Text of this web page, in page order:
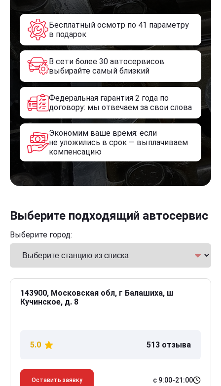
Бесплатный осмотр по 41 параметру
в подарок
В сети более 30 автосервисов:
выбирайте самый близкий
Федеральная гарантия 2 года по
договору: мы отвечаем за свои слова
Экономим ваше время: если
не уложились в срок — выплачиваем
компенсацию
Выберите подходящий автосервис
Выберите город:
143900, Московская обл, г Балашиха, ш
Кучинское, д. 8
5.0 513 отзыва
Оставить заявку с 9:00-21:00